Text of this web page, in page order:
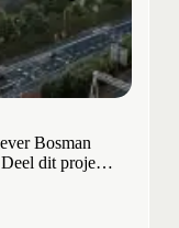
Bosman
dit project
informatie